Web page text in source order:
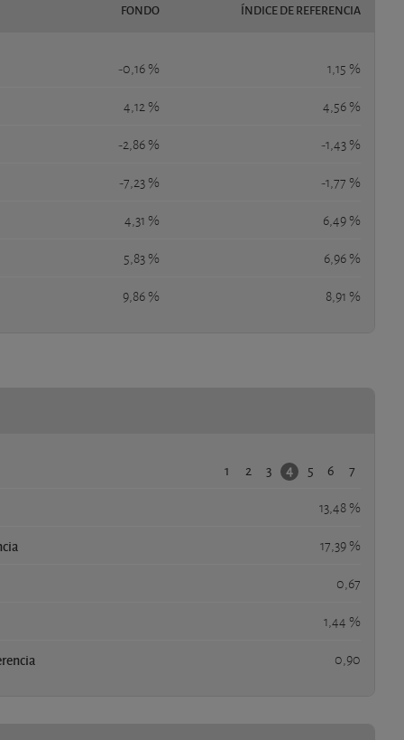
FONDO ÍNDICE DE REFERENCIA
-0,16 % 1,15 %
4,12 % 4,56 %
-2,86 % -1,43 %
-7,23 % -1,77 %
4,31 % 6,49 %
5,83 % 6,96 %
9,86 % 8,91 %
1 2 3 4 5 6 7
13,48 %
17,39 %
0,67
1,44 %
0,90